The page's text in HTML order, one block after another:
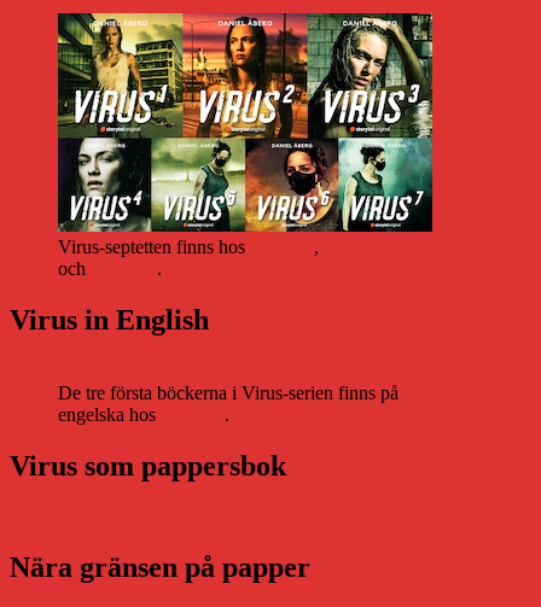
Virus-septetten finns hos ,
och
.
Virus in English
De tre första böckerna i Virus-serien finns på
engelska hos
.
Virus som pappersbok
Nära gränsen på papper